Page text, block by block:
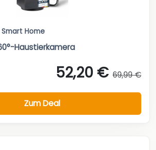
Smart Home
Haustierkamera
52,20 € 69,99 €
Zum Deal